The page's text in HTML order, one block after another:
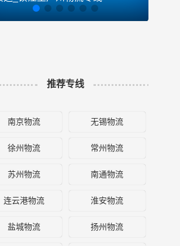
推荐专线
南京物流 无锡物流
徐州物流 常州物流
苏州物流 南通物流
连云港物流 淮安物流
盐城物流 扬州物流